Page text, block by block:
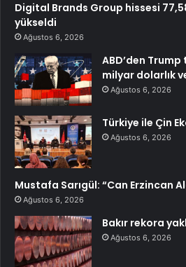
Digital Brands Group hissesi
yükseldi
Ağustos 6, 2026
ABD’den
milyar dolarlık
Ağustos 6, 2026
Türkiye ile Çin
Ağustos 6, 2026
Mustafa Sarıgül: “Can Erzincan
Ağustos 6, 2026
Bakır rekora
Ağustos 6, 2026